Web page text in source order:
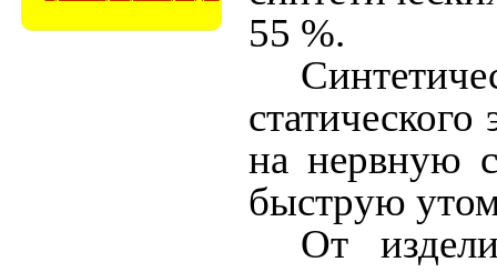
55 %.
на нервную
быструю
От